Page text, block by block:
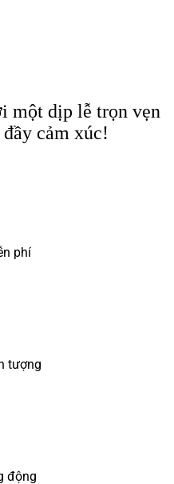
một dịp lễ trọn vẹn
cảm xúc!
phí
tượng
động